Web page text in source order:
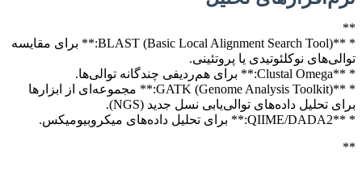
**
* **BLAST (Basic Local Alignment Search Tool):** برای مقایسه
توالی‌های نوکلئوتیدی یا پروتئینی.
* **Clustal Omega:** برای هم‌ردیفی چندگانه توالی‌ها.
* **GATK (Genome Analysis Toolkit):** مجموعه‌ای از ابزارها
برای تحلیل داده‌های توالی‌یابی نسل جدید (NGS).
* **QIIME/DADA2:** برای تحلیل داده‌های میکروبیومیکس.
**